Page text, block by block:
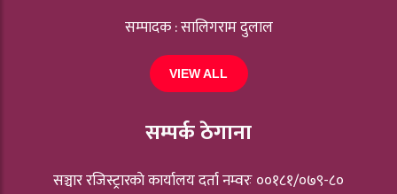
सम्पादक : सालिगराम दुलाल
VIEW ALL
सम्पर्क ठेगाना
सञ्चार रजिस्ट्रारकाे कार्यालय दर्ता नम्वरः ००१८१/०७९-८०